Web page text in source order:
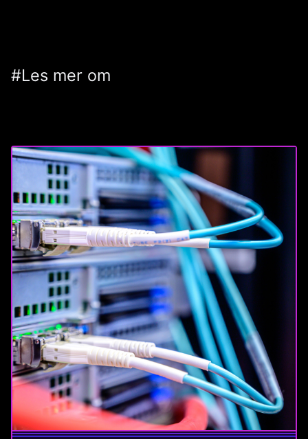
#Les mer om